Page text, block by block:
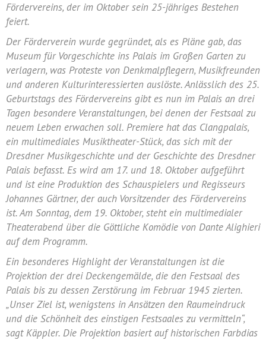
Fördervereins, der im Oktober sein 25-jähriges Bestehen
feiert.
Der Förderverein wurde gegründet, als es Pläne gab, das
Museum für Vorgeschichte ins Palais im Großen Garten zu
verlagern, was Proteste von Denkmalpflegern, Musikfreunden
und anderen Kulturinteressierten auslöste. Anlässlich des 25.
Geburtstags des Fördervereins gibt es nun im Palais an drei
Tagen besondere Veranstaltungen, bei denen der Festsaal zu
neuem Leben erwachen soll. Premiere hat das Clangpalais,
ein multimediales Musiktheater-Stück, das sich mit der
Dresdner Musikgeschichte und der Geschichte des Dresdner
Palais befasst. Es wird am 17. und 18. Oktober aufgeführt
und ist eine Produktion des Schauspielers und Regisseurs
Johannes Gärtner, der auch Vorsitzender des Fördervereins
ist. Am Sonntag, dem 19. Oktober, steht ein multimedialer
Theaterabend über die Göttliche Komödie von Dante Alighieri
auf dem Programm.
Ein besonderes Highlight der Veranstaltungen ist die
Projektion der drei Deckengemälde, die den Festsaal des
Palais bis zu dessen Zerstörung im Februar 1945 zierten.
„Unser Ziel ist, wenigstens in Ansätzen den Raumeindruck
und die Schönheit des einstigen Festsaales zu vermitteln“,
sagt Käppler. Die Projektion basiert auf historischen Farbdias